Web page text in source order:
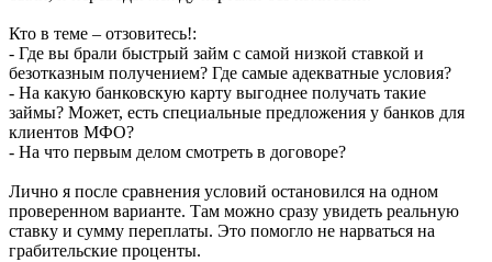
Кто в теме – отзовитесь!:
- Где вы брали быстрый займ с самой низкой ставкой и
безотказным получением? Где самые адекватные условия?
- На какую банковскую карту выгоднее получать такие
займы? Может, есть специальные предложения у банков для
клиентов МФО?
- На что первым делом смотреть в договоре?
Лично я после сравнения условий остановился на одном
проверенном варианте. Там можно сразу увидеть реальную
ставку и сумму переплаты. Это помогло не нарваться на
грабительские проценты.